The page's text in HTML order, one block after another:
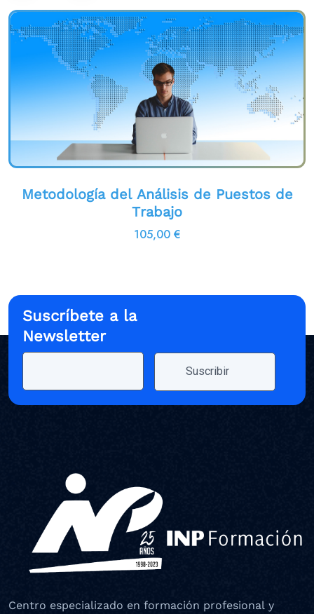
Metodología del Análisis de Puestos de
Trabajo
105,00 €
Suscríbete a la
Newsletter
Centro especializado en formación profesional y